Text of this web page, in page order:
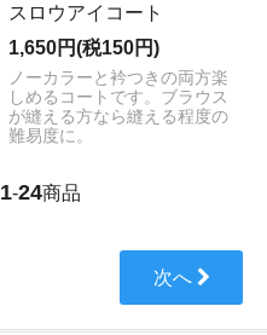
スロウアイコート
1,650円(税150円)
ノーカラーと衿つきの両方楽
しめるコートです。ブラウス
が縫える方なら縫える程度の
難易度に。
1-24商品
次へ